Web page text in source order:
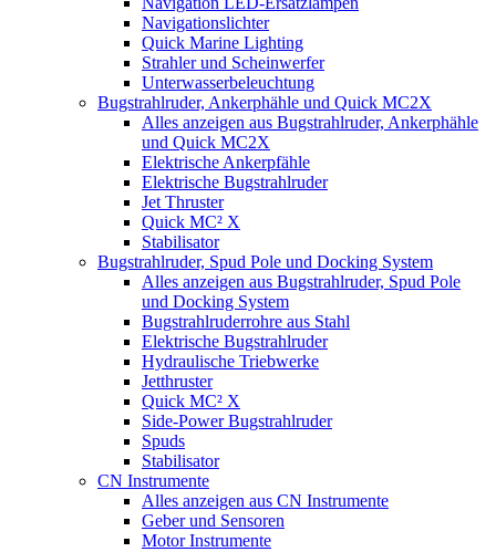
Navigationslichter
Quick Marine Lighting
Strahler und Scheinwerfer
Unterwasserbeleuchtung
Bugstrahlruder, Ankerphähle und Quick MC2X
Alles anzeigen aus Bugstrahlruder, Ankerphähle
und Quick MC2X
Elektrische Ankerpfähle
Elektrische Bugstrahlruder
Jet Thruster
Quick MC² X
Stabilisator
Bugstrahlruder, Spud Pole und Docking System
Alles anzeigen aus Bugstrahlruder, Spud Pole
und Docking System
Bugstrahlruderrohre aus Stahl
Elektrische Bugstrahlruder
Hydraulische Triebwerke
Jetthruster
Quick MC² X
Side-Power Bugstrahlruder
Spuds
Stabilisator
CN Instrumente
Alles anzeigen aus CN Instrumente
Geber und Sensoren
Motor Instrumente